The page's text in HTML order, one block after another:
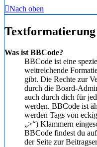
Nach oben
Was ist BBCode?
BBCode ist eine
weitreichende
gibt. Die Rechte zur
durch die Board-
auch durch dich für
werden. BBCode ist
werden Tags von
„>“) Klammern
BBCode findest du
der Seite zur